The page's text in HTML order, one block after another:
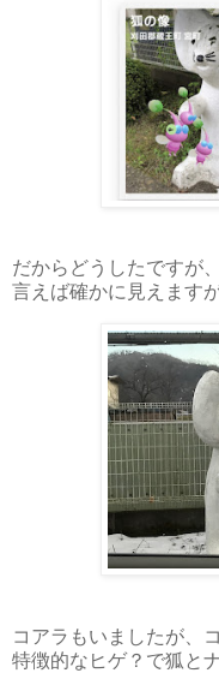
だからどうしたですが
言えば確かに見えますが
コアラもいましたが、
特徴的なヒゲ？で狐と